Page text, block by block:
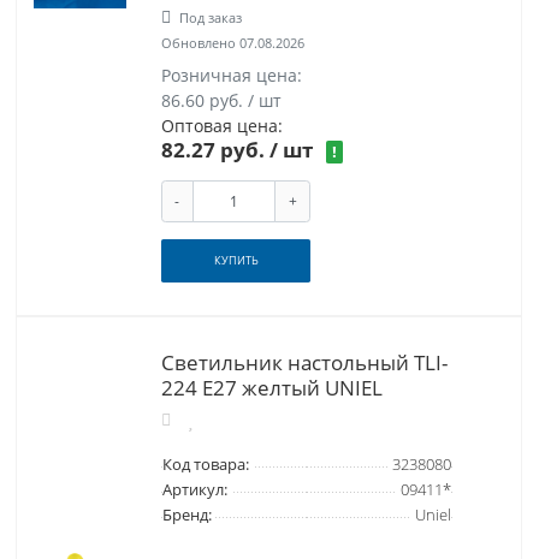
Под заказ
Обновлено 07.08.2026
Розничная цена:
86.60 руб. / шт
Оптовая цена:
82.27 руб. / шт !
- +
КУПИТЬ
Светильник настольный TLI-
224 Е27 желтый UNIEL
Код товара:
3238080
Артикул:
09411*
Бренд:
Uniel